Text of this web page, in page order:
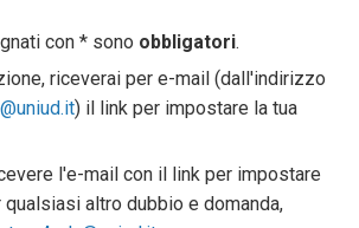
con * sono obbligatori.
riceverai per e-mail (dall'indirizzo
) il link per impostare la tua
l'e-mail con il link per impostare
qualsiasi altro dubbio e domanda,